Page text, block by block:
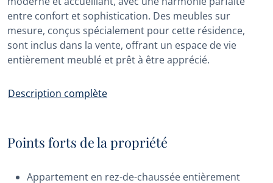
entre confort et sophistication. Des meubles sur
mesure, conçus spécialement pour cette résidence,
sont inclus dans la vente, offrant un espace de vie
entièrement meublé et prêt à être apprécié.
Description complète
Points forts de la propriété
Appartement en rez-de-chaussée entièrement